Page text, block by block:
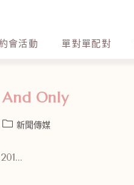
會活動 單對單配對
And Only
新聞傳媒